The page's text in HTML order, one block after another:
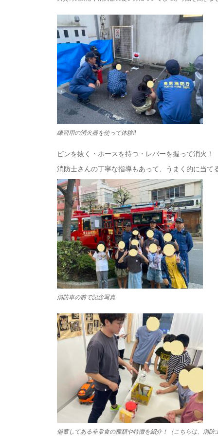
練習用の消火器を使って体験‼
ピンを抜く・ホースを持つ・レバーを握って消火！
消防士さんの丁寧な指導もあって、うまく的に当て
消防車の前で記念写真
備蓄してある非常食の種類や特徴を紹介！（こちらは、消防